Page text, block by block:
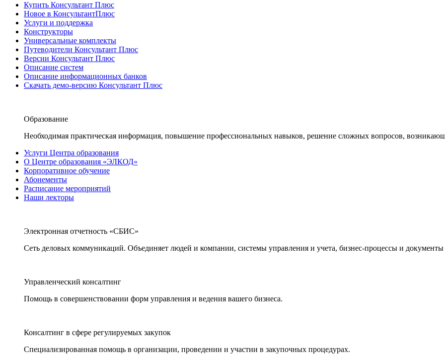
Купить Консультант Плюс
Новое в КонсультантПлюс
Услуги и поддержка
Конструкторы
Универсальные комплекты
Путеводители Консультант Плюс
Версии Консультант Плюс
Описание систем
Описание информационных банков
Скачать демо-версию Консультант Плюс
Образование
Необходимая практическая информация, повышение профессиональных навыков, решение сложных вопросов,
Услуги Центра образования
О Центре образования «ЭЛКОД»
Корпоративное обучение
Абонементы
Расписание мероприятий
Наши лекторы
Электронная отчетность «СБИС»
Сеть деловых коммуникаций. Объединяет людей и компании, системы управления и учета, бизнес-процессы и документы
Управленческий консалтинг
Помощь в совершенствовании форм управления и ведения вашего бизнеса.
Консалтинг в сфере регулируемых закупок
Специализированная помощь в организации, проведении и участии в закупочных процедурах.